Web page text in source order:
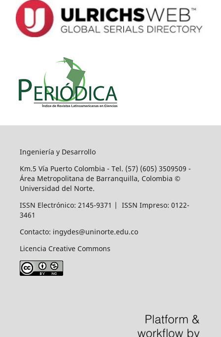
Ingeniería y Desarrollo
Km.5 Vía Puerto Colombia - Tel. (57) (605) 3509509 -
Área Metropolitana de Barranquilla, Colombia ©
Universidad del Norte.
ISSN Electrónico: 2145-9371 | ISSN Impreso: 0122-
3461
Contacto: ingydes@uninorte.edu.co
Licencia Creative Commons